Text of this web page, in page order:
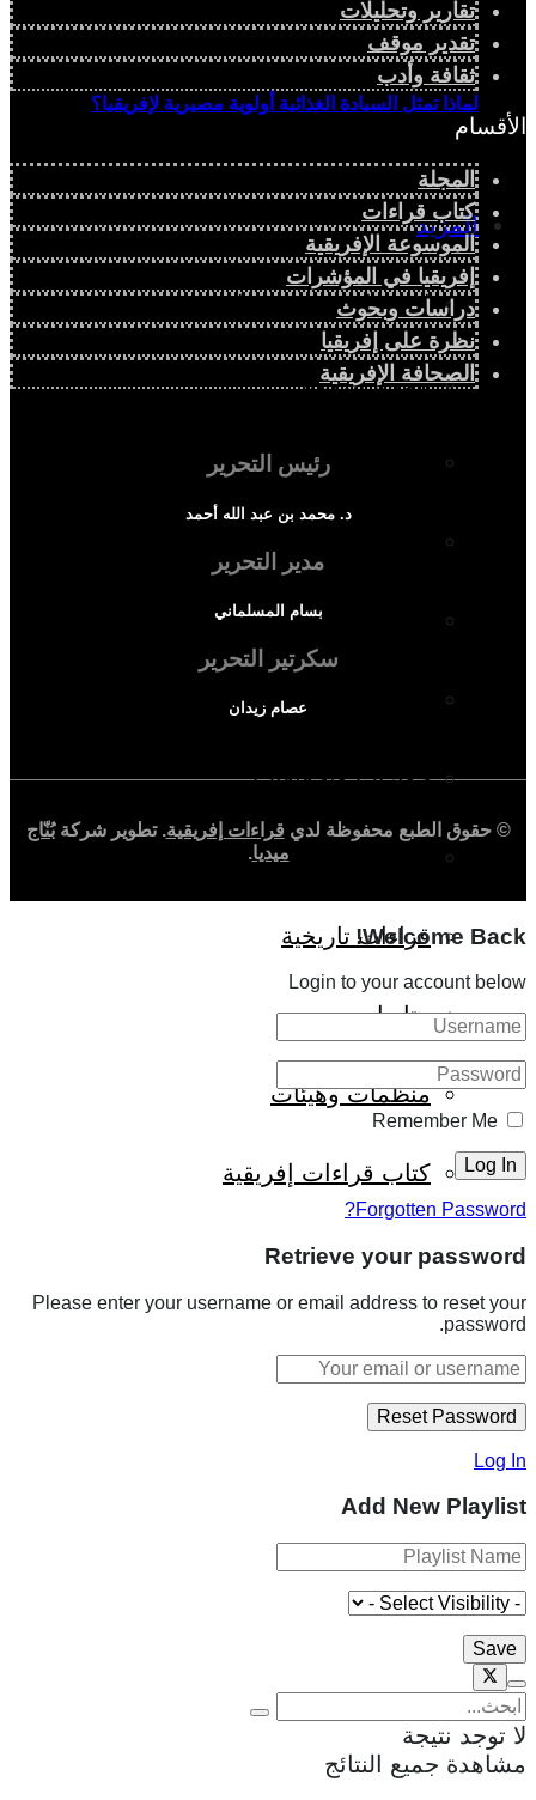
لماذا تمثل السيادة الغذائية أولوية مصيرية لإفريقيا؟
المزيد
إفريقيا في المؤشرات
الحالة الدينية
الملف الإفريقي
المجتمع الإفريقي
حوارات وتحقيقات
قراءات تاريخية
متابعات
منظمات وهيئات
كتاب قراءات إفريقية
تقارير وتحليلات
تقدير موقف
ثقافة وأدب
الأقسام
المجلة
كتاب قراءات
الموسوعة الإفريقية
إفريقيا في المؤشرات
دراسات وبحوث
نظرة على إفريقيا
الصحافة الإفريقية
رئيس التحرير
د. محمد بن عبد الله أحمد
مدير التحرير
بسام المسلماني
سكرتير التحرير
عصام زيدان
© حقوق الطبع محفوظة لدي قراءات إفريقية. تطوير شركةبُنّاج
ميديا.
Welcome Back!
Login to your account below
Remember Me
Forgotten Password?
Retrieve your password
Please enter your username or email address to reset your
password.
Log In
Add New Playlist
لا توجد نتيجة
مشاهدة جميع النتائج